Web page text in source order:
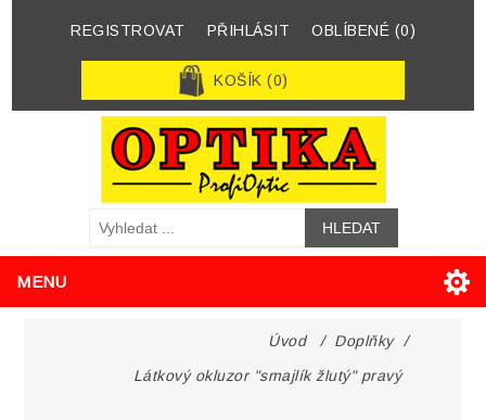
REGISTROVAT PŘIHLÁSIT OBLÍBENÉ (0)
KOŠÍK (0)
MENU
Úvod / Doplňky /
Látkový okluzor "smajlík žlutý" pravý